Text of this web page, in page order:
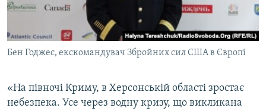
Бен Годжес, екскомандувач Збройних сил США в Європі
«На півночі Криму, в Херсонській області зростає
небезпека. Усе через водну кризу, що викликана